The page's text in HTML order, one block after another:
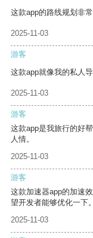
这款app的路线规划非
2025-11-03
游客
这款app就像我的私人
2025-11-03
游客
这款app是我旅行的好
人情。
2025-11-03
游客
这款加速器app的加速
望开发者能够优化一下。
2025-11-03